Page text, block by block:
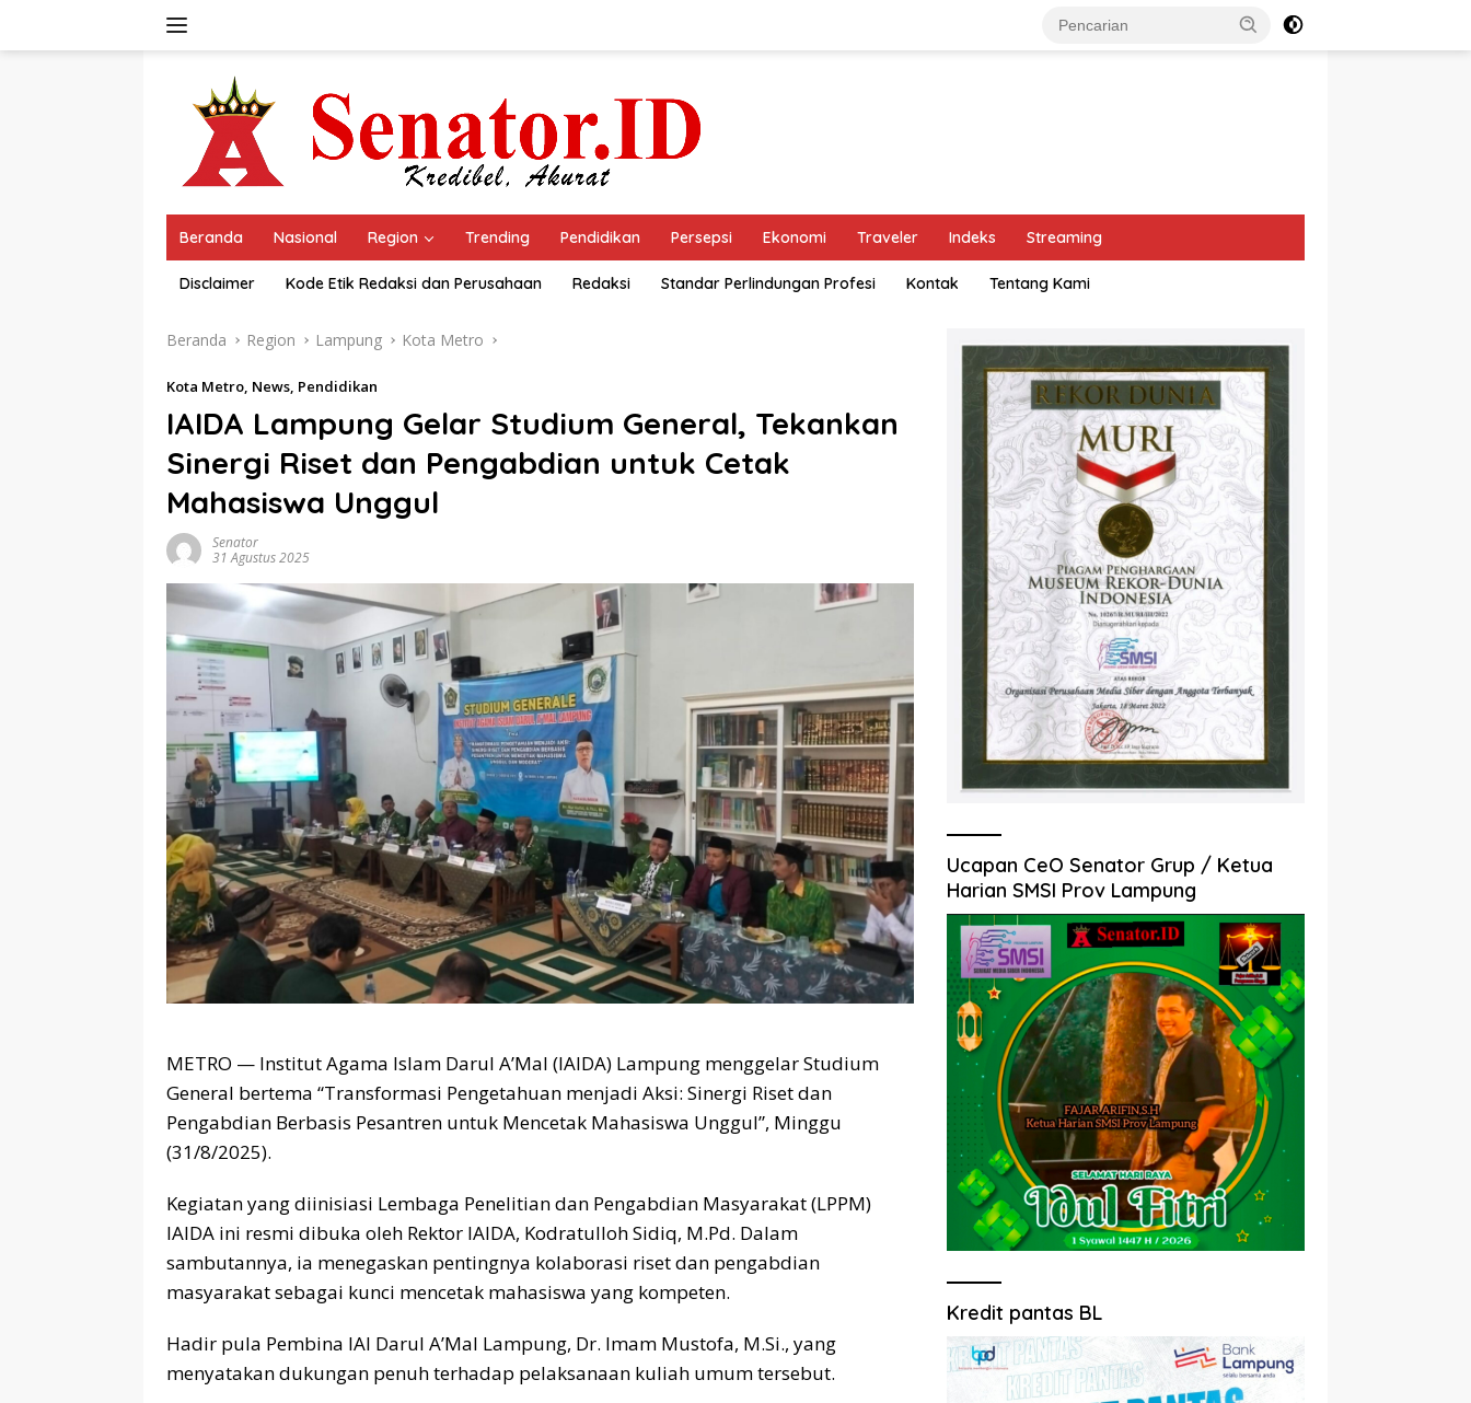
Beranda Nasional Region Trending Pendidikan Persepsi Ekonomi Traveler Indeks Streaming
Disclaimer Kode Etik Redaksi dan Perusahaan Redaksi Standar Perlindungan Profesi Kontak Tentang Kami
Beranda Region Lampung Kota Metro
Kota Metro, News, Pendidikan
IAIDA Lampung Gelar Studium General, Tekankan
Sinergi Riset dan Pengabdian untuk Cetak
Mahasiswa Unggul
Senator
31 Agustus 2025
METRO — Institut Agama Islam Darul A’Mal (IAIDA) Lampung menggelar Studium
General bertema “Transformasi Pengetahuan menjadi Aksi: Sinergi Riset dan
Pengabdian Berbasis Pesantren untuk Mencetak Mahasiswa Unggul”, Minggu
(31/8/2025).
Kegiatan yang diinisiasi Lembaga Penelitian dan Pengabdian Masyarakat (LPPM)
IAIDA ini resmi dibuka oleh Rektor IAIDA, Kodratulloh Sidiq, M.Pd. Dalam
sambutannya, ia menegaskan pentingnya kolaborasi riset dan pengabdian
masyarakat sebagai kunci mencetak mahasiswa yang kompeten.
Hadir pula Pembina IAI Darul A’Mal Lampung, Dr. Imam Mustofa, M.Si., yang
menyatakan dukungan penuh terhadap pelaksanaan kuliah umum tersebut.
Ucapan CeO Senator Grup / Ketua
Harian SMSI Prov Lampung
Kredit pantas BL